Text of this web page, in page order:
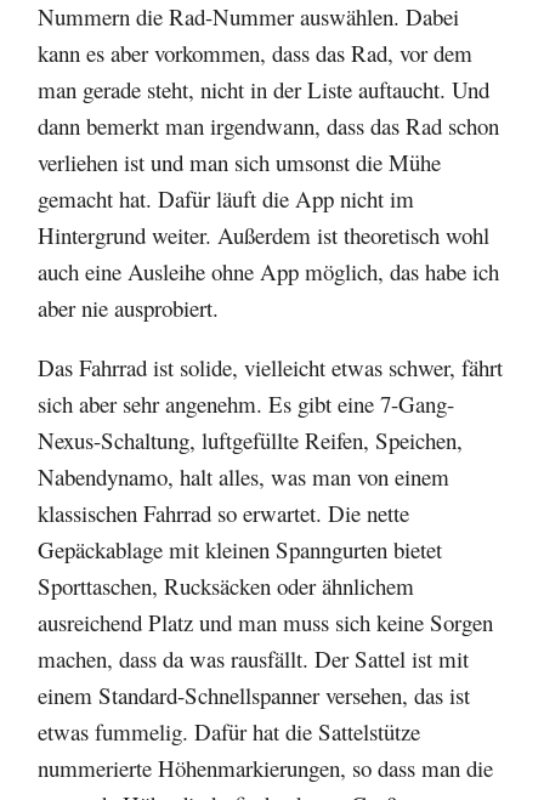
Nummern die Rad-Nummer auswählen. Dabei
kann es aber vorkommen, dass das Rad, vor dem
man gerade steht, nicht in der Liste auftaucht. Und
dann bemerkt man irgendwann, dass das Rad schon
verliehen ist und man sich umsonst die Mühe
gemacht hat. Dafür läuft die App nicht im
Hintergrund weiter. Außerdem ist theoretisch wohl
auch eine Ausleihe ohne App möglich, das habe ich
aber nie ausprobiert.
Das Fahrrad ist solide, vielleicht etwas schwer, fährt
sich aber sehr angenehm. Es gibt eine 7-Gang-
Nexus-Schaltung, luftgefüllte Reifen, Speichen,
Nabendynamo, halt alles, was man von einem
klassischen Fahrrad so erwartet. Die nette
Gepäckablage mit kleinen Spanngurten bietet
Sporttaschen, Rucksäcken oder ähnlichem
ausreichend Platz und man muss sich keine Sorgen
machen, dass da was rausfällt. Der Sattel ist mit
einem Standard-Schnellspanner versehen, das ist
etwas fummelig. Dafür hat die Sattelstütze
nummerierte Höhenmarkierungen, so dass man die